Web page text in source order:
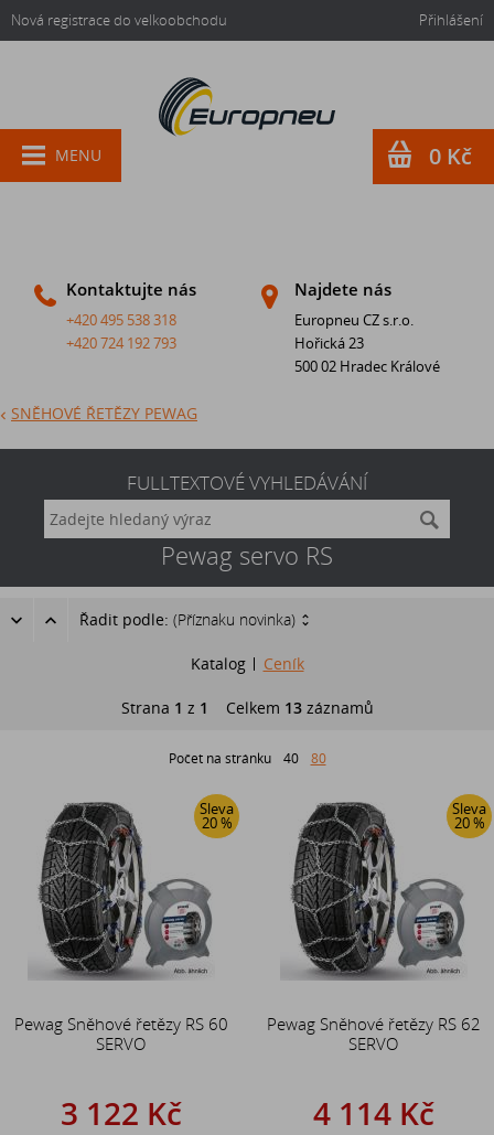
Nová registrace do velkoobchodu Přihlášení
Kontaktujte nás
+420 495 538 318
+420 724 192 793
Najdete nás
Europneu CZ s.r.o.
Hořická 23
500 02 Hradec Králové
MENU 0 Kč
SNĚHOVÉ ŘETĚZY PEWAG
FULLTEXTOVÉ VYHLEDÁVÁNÍ
Pewag servo RS
Řadit podle: (Příznaku novinka)
Katalog Ceník
Strana 1 z 1 Celkem 13záznamů
Počet na stránku 40 80
Sleva
20 %
Pewag Sněhové řetězy RS 60
SERVO
3 122 Kč
Sleva
20 %
Pewag Sněhové řetězy RS 62
SERVO
4 114 Kč